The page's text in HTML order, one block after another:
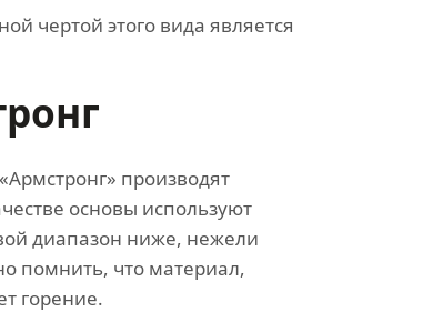
чертой этого вида является
производят
основы используют
диапазон ниже, нежели
помнить, что материал,
горение.